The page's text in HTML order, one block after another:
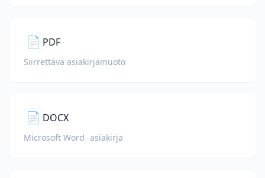
📄 PDF
Siirrettävä asiakirjamuoto
📄 DOCX
Microsoft Word -asiakirja